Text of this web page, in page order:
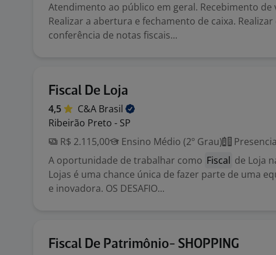
Atendimento ao público em geral. Recebimento de
Realizar a abertura e fechamento de caixa. Realizar
conferência de notas fiscais...
Fiscal De Loja
4,5 C&A Brasil
Ribeirão Preto - SP
R$ 2.115,00
Ensino Médio (2º Grau)
A oportunidade de trabalhar como Fiscal de Loja
Lojas é uma chance única de fazer parte de uma
e inovadora. OS DESAFIO...
Fiscal De Patrimônio- SHOPPING